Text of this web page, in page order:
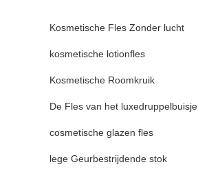
Kosmetische Fles Zonder lucht
kosmetische lotionfles
Kosmetische Roomkruik
De Fles van het luxedruppelbuisje
cosmetische glazen fles
lege Geurbestrijdende stok